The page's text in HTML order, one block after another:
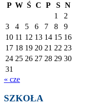
P W Ś C P S N
1
2
3
4 5 6 7 8
9
10 11 12 13 14 15 16
17 18 19 20 21 22 23
24 25 26 27 28 29 30
31
« cze
SZKOŁA